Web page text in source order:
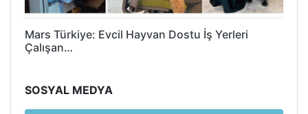
Mars Türkiye: Evcil Hayvan Dostu İş Yerleri
Çalışan…
SOSYAL MEDYA